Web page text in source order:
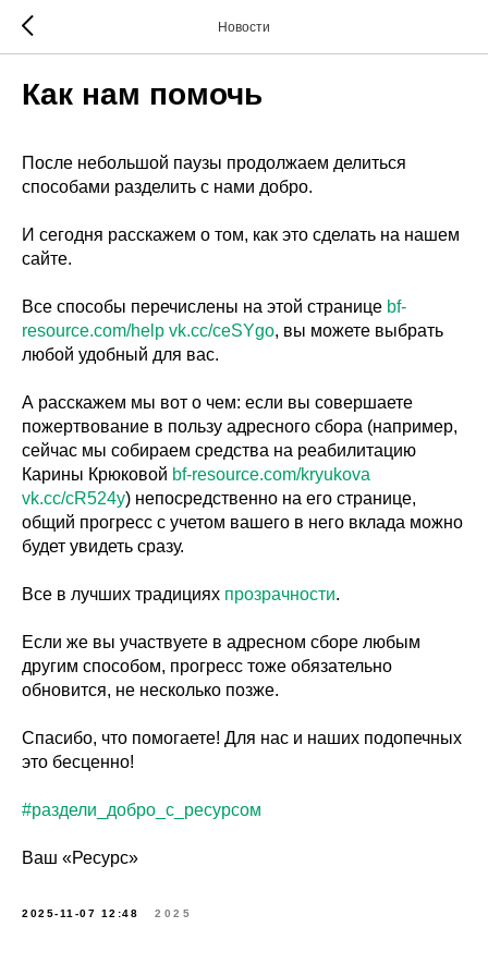
Новости
Как нам помочь
После небольшой паузы продолжаем делиться
способами разделить с нами добро.
И сегодня расскажем о том, как это сделать на нашем
сайте.
Все способы перечислены на этой странице bf-
resource.com/help vk.cc/ceSYgo, вы можете выбрать
любой удобный для вас.
А расскажем мы вот о чем: если вы совершаете
пожертвование в пользу адресного сбора (например,
сейчас мы собираем средства на реабилитацию
Карины Крюковой bf-resource.com/kryukova
vk.cc/cR524y) непосредственно на его странице,
общий прогресс с учетом вашего в него вклада можно
будет увидеть сразу.
Все в лучших традициях прозрачности.
Если же вы участвуете в адресном сборе любым
другим способом, прогресс тоже обязательно
обновится, не несколько позже.
Спасибо, что помогаете! Для нас и наших подопечных
это бесценно!
#раздели_добро_с_ресурсом
Ваш «Ресурс»
2025-11-07 12:48 2025